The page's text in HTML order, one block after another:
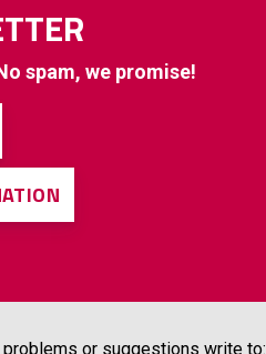
spam, we promise!
problems or suggestions write to: